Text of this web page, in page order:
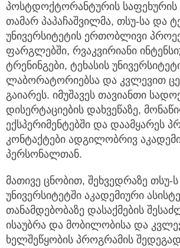
პოსტდოქტორანტურის საფეხურის
თამარ პაპაჩაშვილმა, თსუ-სა და
უნივერსიტეტის ერთობლივი
ფარგლებში, რვაკვირიანი
ტრენინგები, ტეხასის
ლაბორატორიებსა და კვლევით
გაიარეს. იმუშავეს თავიანთი
დისერტაციების დახვეწაზე,
ექსპერიმენტებში და დაამყარეს
კონტაქტები ადგილობრივ
პერსონალთან.
მათივე ცნობით, შეხვედრაზე თსუ-
უნივერსიტეტში აკადემიური
თანამდებობაზე დასაქმების
ისაუბრა და მობილობისა და
ხელშეწყობის პროგრამის